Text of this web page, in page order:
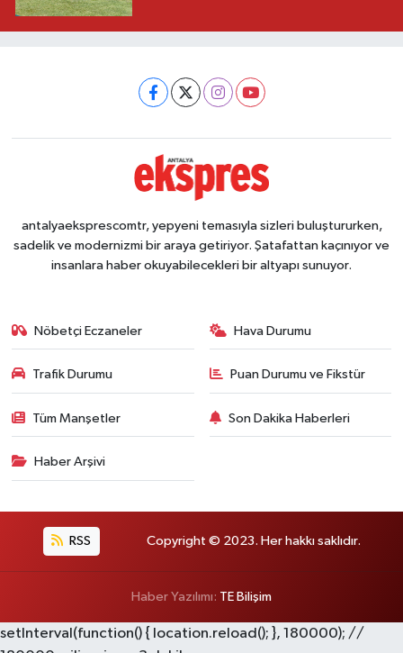
antalyaeksprescomtr, yepyeni temasıyla sizleri buluştururken,
sadelik ve modernizmi bir araya getiriyor. Şatafattan kaçınıyor ve
insanlara haber okuyabilecekleri bir altyapı sunuyor.
Nöbetçi Eczaneler Hava Durumu
Trafik Durumu Puan Durumu ve Fikstür
Tüm Manşetler Son Dakika Haberleri
Haber Arşivi
RSS Copyright © 2023. Her hakkı saklıdır.
Haber Yazılımı: TE Bilişim
setInterval(function() { location.reload(); }, 180000); //